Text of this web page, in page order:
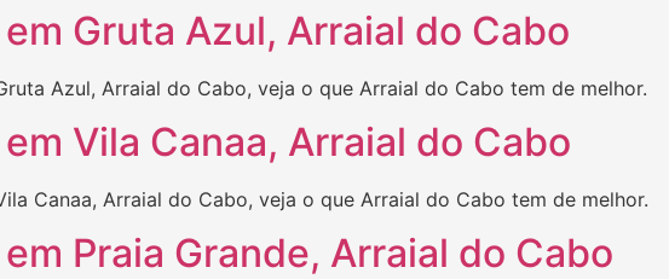
Gruta Azul, Arraial do Cabo
Azul, Arraial do Cabo, veja o que Arraial do Cabo tem de melhor.
Vila Canaa, Arraial do Cabo
Canaa, Arraial do Cabo, veja o que Arraial do Cabo tem de melhor.
Praia Grande, Arraial do Cabo